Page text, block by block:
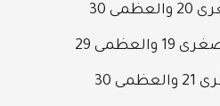
30
29
30